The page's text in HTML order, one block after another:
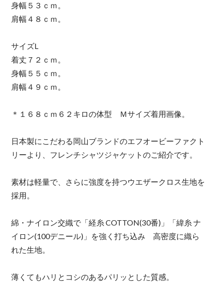
身幅５３ｃｍ。
肩幅４８ｃｍ。
サイズL
着丈７２ｃｍ。
身幅５５ｃｍ。
肩幅４９ｃｍ。
＊１６８ｃｍ６２キロの体型 Ｍサイズ着用画像。
日本製にこだわる岡山ブランドのエフオービーファクト
リーより、フレンチシャツジャケットのご紹介です。
素材は軽量で、さらに強度を持つウエザークロス生地を
採用。
綿・ナイロン交織で「経糸 COTTON(30番)」「緯糸 ナ
イロン(100デニール)」を強く打ち込み 高密度に織ら
れた生地。
薄くてもハリとコシのあるパリッとした質感。